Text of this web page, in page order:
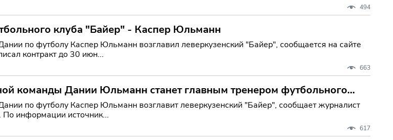
494
клуба "Байер" - Каспер Юльманн
по футболу Каспер Юльманн возглавил леверкузенский "Байер", сообщается на сайте
контракт до 30 июн...
663
команды Дании Юльманн станет главным тренером футбольного
СМИпо футболу Каспер Юльманн возглавит леверкузенский "Байер", сообщает журналист
По информации источник...
617